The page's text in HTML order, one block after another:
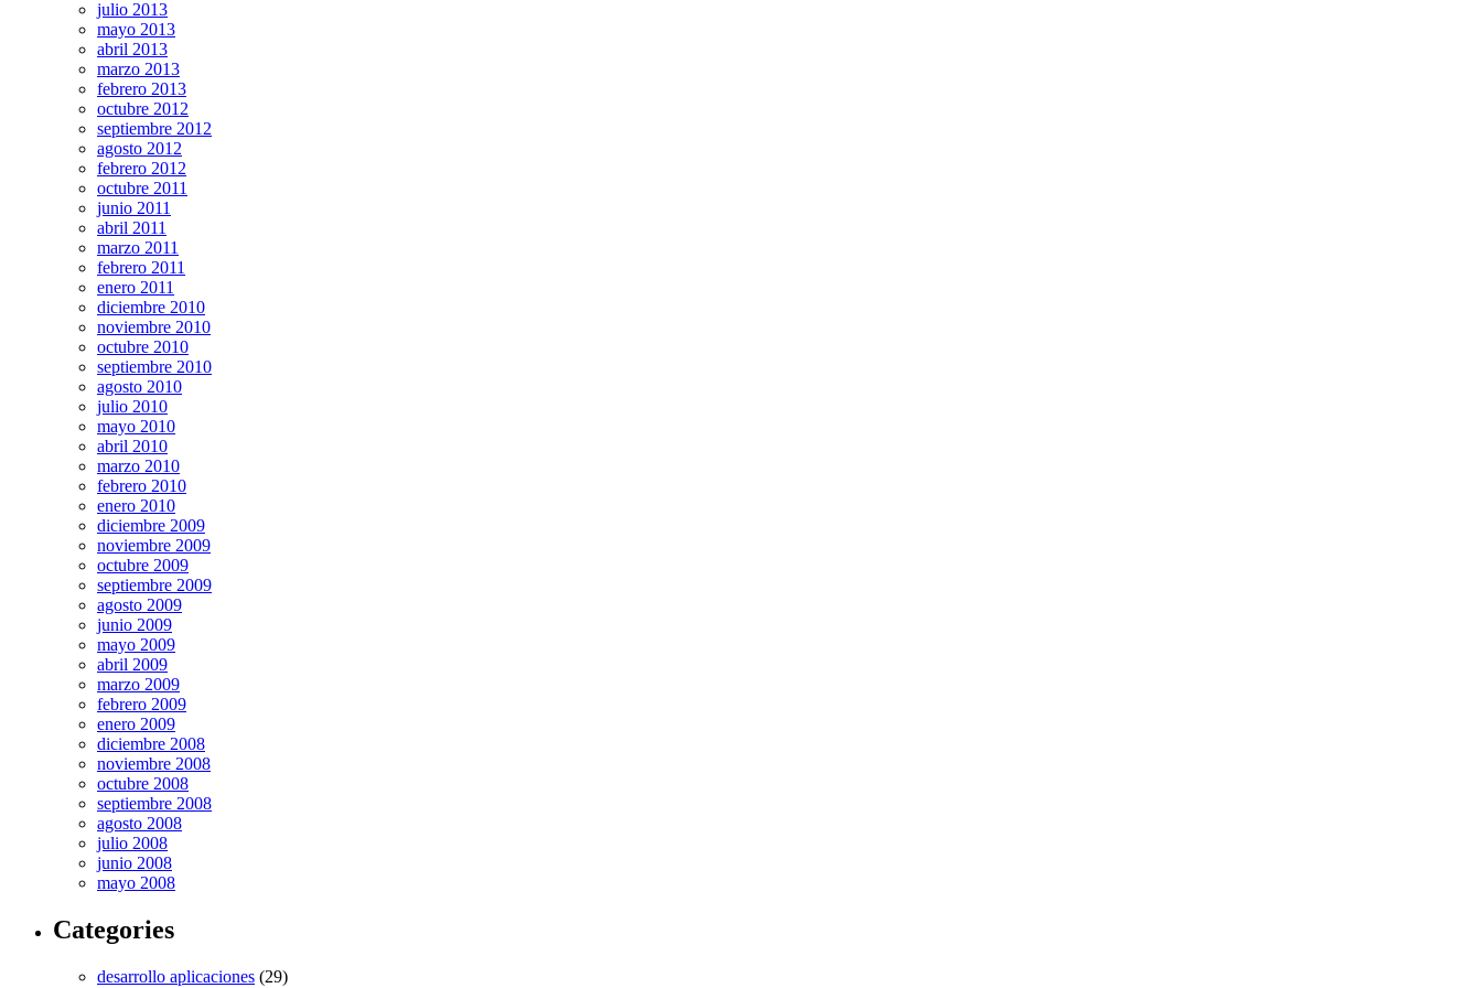
julio 2013
mayo 2013
abril 2013
marzo 2013
febrero 2013
octubre 2012
septiembre 2012
agosto 2012
febrero 2012
octubre 2011
junio 2011
abril 2011
marzo 2011
febrero 2011
enero 2011
diciembre 2010
noviembre 2010
octubre 2010
septiembre 2010
agosto 2010
julio 2010
mayo 2010
abril 2010
marzo 2010
febrero 2010
enero 2010
diciembre 2009
noviembre 2009
octubre 2009
septiembre 2009
agosto 2009
junio 2009
mayo 2009
abril 2009
marzo 2009
febrero 2009
enero 2009
diciembre 2008
noviembre 2008
octubre 2008
septiembre 2008
agosto 2008
julio 2008
junio 2008
mayo 2008
Categories
desarrollo aplicaciones (29)